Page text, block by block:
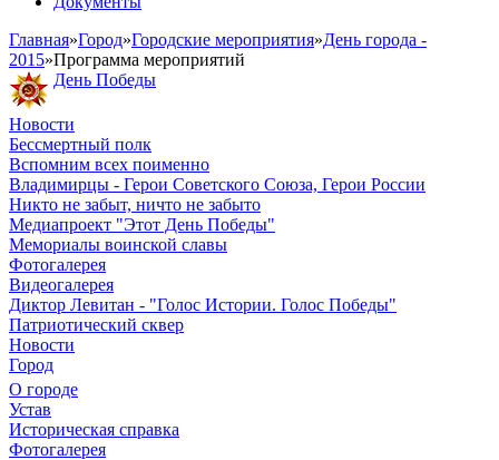
Главная»Город»Городские мероприятия»День города -
2015»Программа мероприятий
День Победы
Новости
Бессмертный полк
Вспомним всех поименно
Владимирцы - Герои Советского Союза, Герои России
Никто не забыт, ничто не забыто
Медиапроект "Этот День Победы"
Мемориалы воинской славы
Фотогалерея
Видеогалерея
Диктор Левитан - "Голос Истории. Голос Победы"
Патриотический сквер
Новости
Город
О городе
Устав
Историческая справка
Фотогалерея